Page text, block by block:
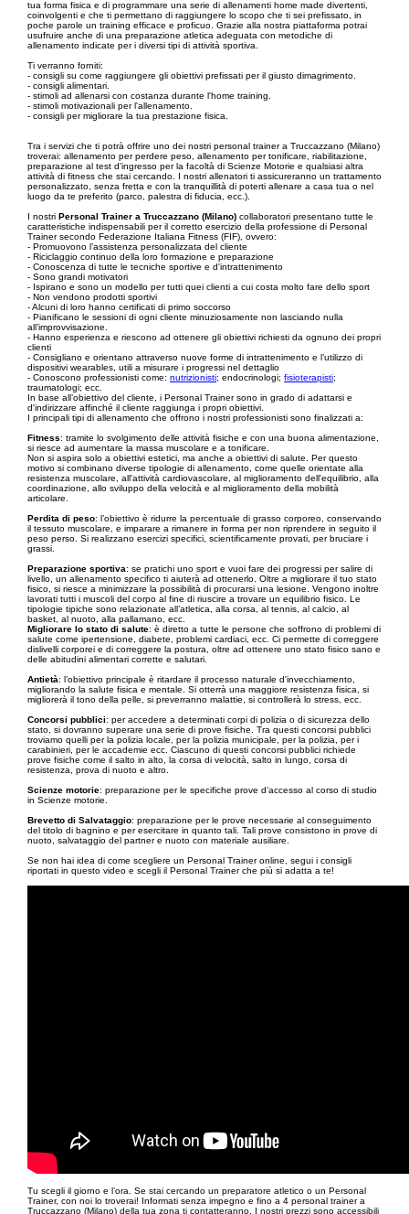
tua forma fisica e di programmare una serie di allenamenti home made divertenti,
coinvolgenti e che ti permettano di raggiungere lo scopo che ti sei prefissato, in
poche parole un training efficace e proficuo. Grazie alla nostra piattaforma potrai
usufruire anche di una preparazione atletica adeguata con metodiche di
allenamento indicate per i diversi tipi di attività sportiva.
Ti verranno forniti:
- consigli su come raggiungere gli obiettivi prefissati per il giusto dimagrimento.
- consigli alimentari.
- stimoli ad allenarsi con costanza durante l'home training.
- stimoli motivazionali per l'allenamento.
- consigli per migliorare la tua prestazione fisica.
Tra i servizi che ti potrà offrire uno dei nostri personal trainer a Truccazzano (Milano)
troverai: allenamento per perdere peso, allenamento per tonificare, riabilitazione,
preparazione al test d’ingresso per la facoltà di Scienze Motorie e qualsiasi altra
attività di fitness che stai cercando. I nostri allenatori ti assicureranno un trattamento
personalizzato, senza fretta e con la tranquillità di poterti allenare a casa tua o nel
luogo da te preferito (parco, palestra di fiducia, ecc.).
I nostri Personal Trainer a Truccazzano (Milano) collaboratori presentano tutte le
caratteristiche indispensabili per il corretto esercizio della professione di Personal
Trainer secondo Federazione Italiana Fitness (FIF), ovvero:
- Promuovono l’assistenza personalizzata del cliente
- Riciclaggio continuo della loro formazione e preparazione
- Conoscenza di tutte le tecniche sportive e d'intrattenimento
- Sono grandi motivatori
- Ispirano e sono un modello per tutti quei clienti a cui costa molto fare dello sport
- Non vendono prodotti sportivi
- Alcuni di loro hanno certificati di primo soccorso
- Pianificano le sessioni di ogni cliente minuziosamente non lasciando nulla
all’improvvisazione.
- Hanno esperienza e riescono ad ottenere gli obiettivi richiesti da ognuno dei propri
clienti
- Consigliano e orientano attraverso nuove forme di intrattenimento e l’utilizzo di
dispositivi wearables, utili a misurare i progressi nel dettaglio
- Conoscono professionisti come: nutrizionisti; endocrinologi; fisioterapisti;
traumatologi; ecc.
In base all’obiettivo del cliente, i Personal Trainer sono in grado di adattarsi e
d'indirizzare affinché il cliente raggiunga i propri obiettivi.
I principali tipi di allenamento che offrono i nostri professionisti sono finalizzati a:
Fitness: tramite lo svolgimento delle attività fisiche e con una buona alimentazione,
si riesce ad aumentare la massa muscolare e a tonificare.
Non si aspira solo a obiettivi estetici, ma anche a obiettivi di salute. Per questo
motivo si combinano diverse tipologie di allenamento, come quelle orientate alla
resistenza muscolare, all'attività cardiovascolare, al miglioramento dell'equilibrio, alla
coordinazione, allo sviluppo della velocità e al miglioramento della mobilità
articolare.
Perdita di peso: l’obiettivo è ridurre la percentuale di grasso corporeo, conservando
il tessuto muscolare, e imparare a rimanere in forma per non riprendere in seguito il
peso perso. Si realizzano esercizi specifici, scientificamente provati, per bruciare i
grassi.
Preparazione sportiva: se pratichi uno sport e vuoi fare dei progressi per salire di
livello, un allenamento specifico ti aiuterà ad ottenerlo. Oltre a migliorare il tuo stato
fisico, si riesce a minimizzare la possibilità di procurarsi una lesione. Vengono inoltre
lavorati tutti i muscoli del corpo al fine di riuscire a trovare un equilibrio fisico. Le
tipologie tipiche sono relazionate all’atletica, alla corsa, al tennis, al calcio, al
basket, al nuoto, alla pallamano, ecc.
Migliorare lo stato di salute: è diretto a tutte le persone che soffrono di problemi di
salute come ipertensione, diabete, problemi cardiaci, ecc. Ci permette di correggere
dislivelli corporei e di correggere la postura, oltre ad ottenere uno stato fisico sano e
delle abitudini alimentari corrette e salutari.
Antietà: l’obiettivo principale è ritardare il processo naturale d'invecchiamento,
migliorando la salute fisica e mentale. Si otterrà una maggiore resistenza fisica, si
migliorerà il tono della pelle, si preverranno malattie, si controllerà lo stress, ecc.
Concorsi pubblici: per accedere a determinati corpi di polizia o di sicurezza dello
stato, si dovranno superare una serie di prove fisiche. Tra questi concorsi pubblici
troviamo quelli per la polizia locale, per la polizia municipale, per la polizia, per i
carabinieri, per le accademie ecc. Ciascuno di questi concorsi pubblici richiede
prove fisiche come il salto in alto, la corsa di velocità, salto in lungo, corsa di
resistenza, prova di nuoto e altro.
Scienze motorie: preparazione per le specifiche prove d’accesso al corso di studio
in Scienze motorie.
Brevetto di Salvataggio: preparazione per le prove necessarie al conseguimento
del titolo di bagnino e per esercitare in quanto tali. Tali prove consistono in prove di
nuoto, salvataggio del partner e nuoto con materiale ausiliare.
Se non hai idea di come scegliere un Personal Trainer online, segui i consigli
riportati in questo video e scegli il Personal Trainer che più si adatta a te!
Tu scegli il giorno e l’ora. Se stai cercando un preparatore atletico o un Personal
Trainer, con noi lo troverai! Informati senza impegno e fino a 4 personal trainer a
Truccazzano (Milano) della tua zona ti contatteranno. I nostri prezzi sono accessibili